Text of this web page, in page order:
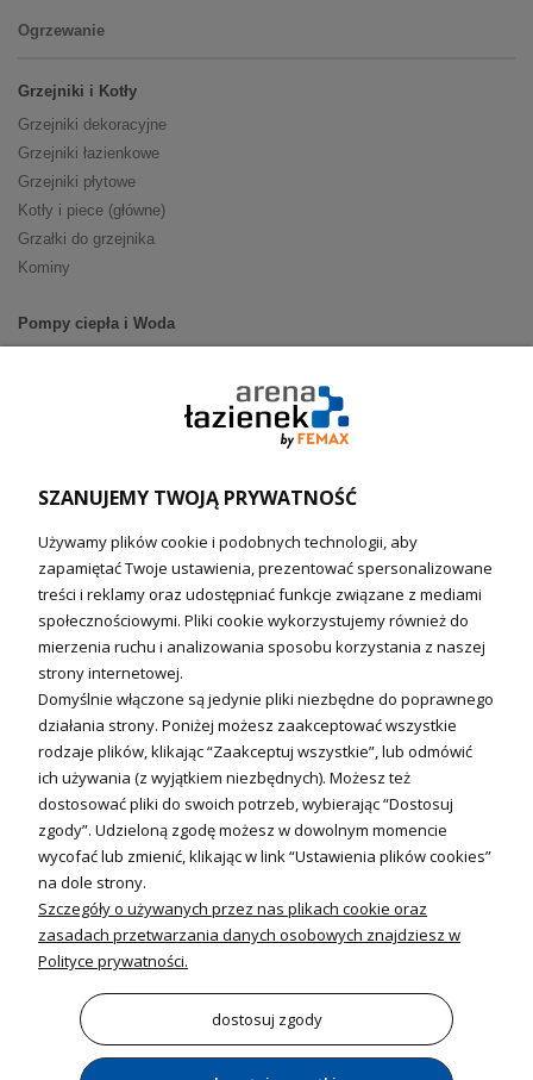
Ogrzewanie
Grzejniki i Kotły
Grzejniki dekoracyjne
Grzejniki łazienkowe
Grzejniki płytowe
Kotły i piece (główne)
Grzałki do grzejnika
Kominy
Pompy ciepła i Woda
Ogrzewanie podłogowe (główne)
Technika solarna
Fotowoltanika
Sterowniki i regulatory
Nagrzewnice i kurtyny
Kuchnia i Wentylacja
Kuchnia
Zlewozmywaki
Baterie kuchenne
Młynki do odpadów
Wentylacja i Informacje
Wentylatory
SZANUJEMY TWOJĄ PRYWATNOŚĆ
Używamy plików cookie i podobnych technologii, aby
zapamiętać Twoje ustawienia, prezentować spersonalizowane
treści i reklamy oraz udostępniać funkcje związane z mediami
społecznościowymi. Pliki cookie wykorzystujemy również do
mierzenia ruchu i analizowania sposobu korzystania z naszej
strony internetowej.
Domyślnie włączone są jedynie pliki niezbędne do poprawnego
działania strony. Poniżej możesz zaakceptować wszystkie
rodzaje plików, klikając “Zaakceptuj wszystkie”, lub odmówić
ich używania (z wyjątkiem niezbędnych). Możesz też
dostosować pliki do swoich potrzeb, wybierając “Dostosuj
zgody”. Udzieloną zgodę możesz w dowolnym momencie
wycofać lub zmienić, klikając w link “Ustawienia plików cookies”
na dole strony.
Szczegóły o używanych przez nas plikach cookie oraz
zasadach przetwarzania danych osobowych znajdziesz w
Polityce prywatności.
dostosuj zgody